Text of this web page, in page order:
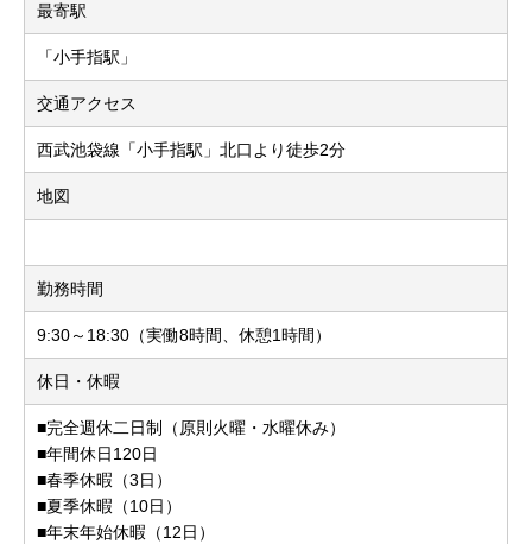
最寄駅
「小手指駅」
交通アクセス
西武池袋線「小手指駅」北口より徒歩2分
地図
勤務時間
9:30～18:30（実働8時間、休憩1時間）
休日・休暇
■完全週休二日制（原則火曜・水曜休み）
■年間休日120日
■春季休暇（3日）
■夏季休暇（10日）
■年末年始休暇（12日）